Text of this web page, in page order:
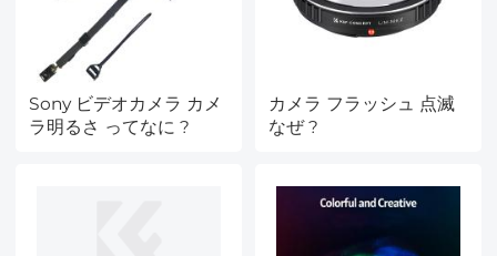
Sony ビデオカメラ カメ
ラ明るさ ってなに ?
カメラ フラッシュ 点滅
なぜ ?